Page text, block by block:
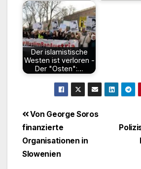
Der islamistische
Westen ist verloren -
Der "Osten":…
Von George Soros
finanzierte
Organisationen in
Slowenien